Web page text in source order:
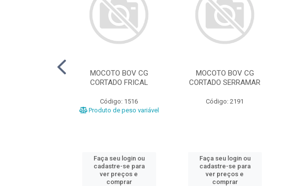
MOCOTO BOV CG
CORTADO FRICAL
Código: 1516
Produto de peso variável
Faça seu login ou
cadastre-se para
ver preços e
comprar
MOCOTO BOV CG
CORTADO SERRAMAR
Código: 2191
Faça seu login ou
cadastre-se para
ver preços e
comprar